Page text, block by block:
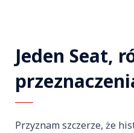
Jeden Seat,
Przyznam szczerze, że